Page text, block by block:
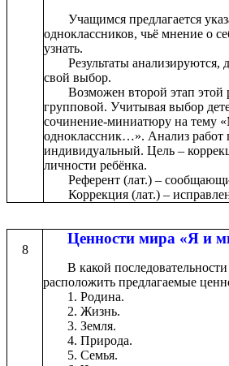
Учащимся предлагается
одноклассников, чьё мнение о
узнать.
Результаты анализируются,
свой выбор.
Возможен второй этап этой
групповой. Учитывая выбор
сочинение-миниатюру на тему
одноклассник…». Анализ работ
индивидуальный. Цель –
личности ребёнка.
Референт (лат.) –
Коррекция (лат.) –
8
Ценности мира «Я и
В какой
расположить предлагаемые
1. Родина.
2. Жизнь.
3. Земля.
4. Природа.
5. Семья.